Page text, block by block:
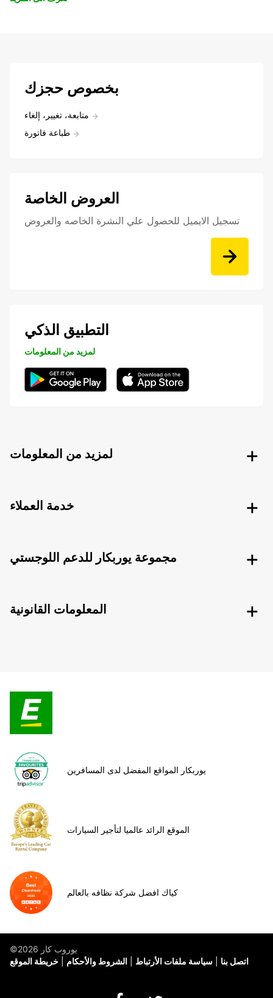
بخصوص حجزك
متابعة، تغيير، إلغاء
طباعة فاتورة
العروض الخاصة
تسجيل الايميل للحصول علي النشرة الخاصه والعروض
التطبيق الذكي
لمزيد من المعلومات
لمزيد من المعلومات
خدمة العملاء
مجموعة يوربكار للدعم اللوجستي
المعلومات القانونية
يوربكار المواقع المفضل لدى المسافرين
الموقع الرائد عالميا لتأجير السيارات
كياك افضل شركة نظافه بالعالم
©يوروب كار 2026
خريطة الموقع
الشروط والأحكام سياسة ملفات الأرتباط اتصل بنا